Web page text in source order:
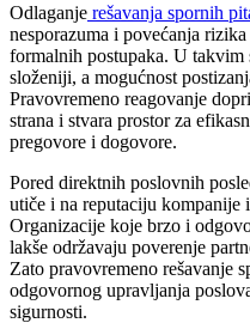
Odlaganje rešavanja spornih
nesporazuma i povećanja
formalnih postupaka. U takvim
složeniji, a mogućnost
Pravovremeno reagovanje
strana i stvara prostor za
pregovore i dogovore.
Pored direktnih poslovnih
utiče i na reputaciju kompanije
Organizacije koje brzo i
lakše održavaju poverenje
Zato pravovremeno rešavanje
odgovornog upravljanja
sigurnosti.